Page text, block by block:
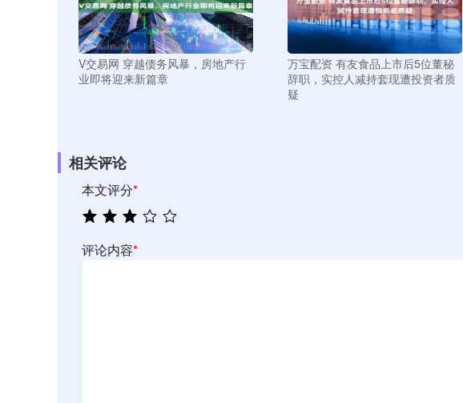
V交易网 穿越债务风暴，房地产行
业即将迎来新篇章
万宝配资 有友食品上市后5位董秘
辞职，实控人减持套现遭投资者质
疑
相关评论
本文评分*
评论内容*